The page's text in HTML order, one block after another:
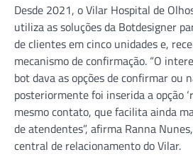
Desde 2021, o Vilar Hospital de
utiliza as soluções da Botdesigner
de clientes em cinco unidades e,
mecanismo de confirmação. “O
bot dava as opções de confirmar ou
posteriormente foi inserida a opção
mesmo contato, que facilita ainda
de atendentes”, afirma Ranna
central de relacionamento do Vilar.